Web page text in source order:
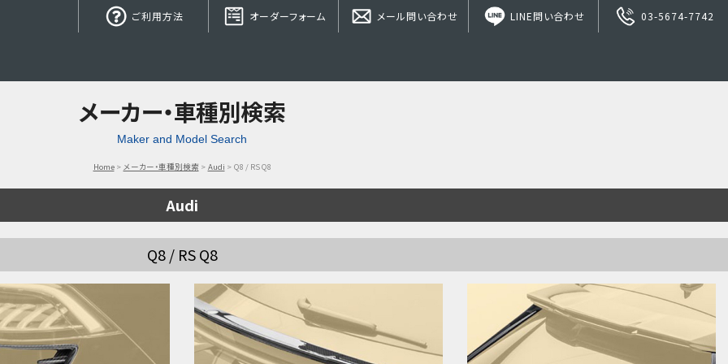
ご利用方法 オーダーフォーム メール問い合わせ LINE問い合わせ 03-5674-7742
メーカー・車種別検索
Maker and Model Search
Home メーカー・車種別検索 Audi Q8 / RS Q8
Audi
Q8 / RS Q8